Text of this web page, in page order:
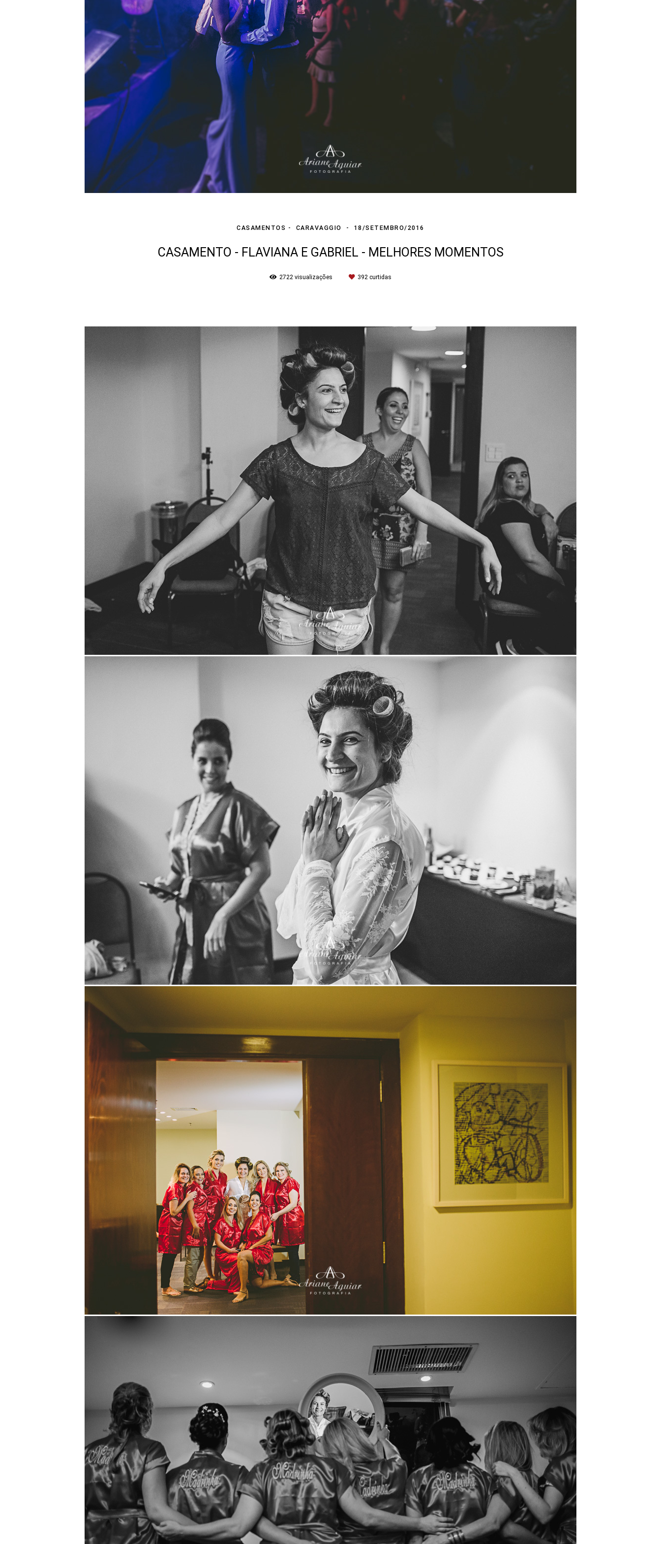
CASAMENTOS CARAVAGGIO 18/SETEMBRO/2016
CASAMENTO - FLAVIANA E GABRIEL - MELHORES MOMENTOS
2722 visualizações 392 curtidas